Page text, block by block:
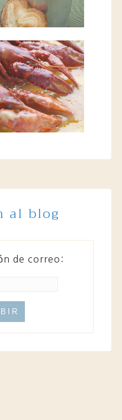
al blog
de correo: